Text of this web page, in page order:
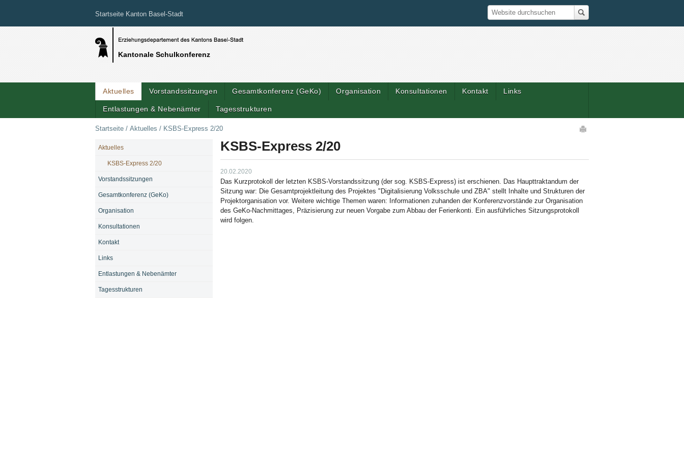
Startseite Kanton Basel-Stadt
Kantonale Schulkonferenz
Suche
Website durchsuchen
Aktuelles Vorstandssitzungen Gesamtkonferenz (GeKo) Organisation Konsultationen Kontakt Links
Entlastungen & Nebenämter Tagesstrukturen
Startseite / Aktuelles / KSBS-Express 2/20
KSBS-Express 2/20
20.02.2020
Das Kurzprotokoll der letzten KSBS-Vorstandssitzung (der sog. KSBS-Express) ist erschienen. Das Haupttraktandum der
Sitzung war: Die Gesamtprojektleitung des Projektes "Digitalisierung Volksschule und ZBA" stellt Inhalte und Strukturen der
Projektorganisation vor. Weitere wichtige Themen waren: Informationen zuhanden der Konferenzvorstände zur Organisation
des GeKo-Nachmittages, Präzisierung zur neuen Vorgabe zum Abbau der Ferienkonti. Ein ausführliches Sitzungsprotokoll
wird folgen.
NAVIGATION
Aktuelles
KSBS-Express 2/20
Vorstandssitzungen
Gesamtkonferenz (GeKo)
Organisation
Konsultationen
Kontakt
Links
Entlastungen & Nebenämter
Tagesstrukturen